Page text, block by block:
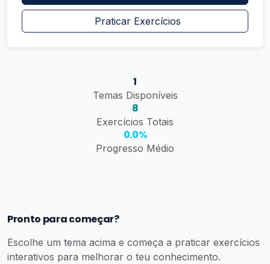
Praticar Exercícios
1
Temas Disponíveis
8
Exercícios Totais
0.0%
Progresso Médio
Pronto para começar?
Escolhe um tema acima e começa a praticar exercícios
interativos para melhorar o teu conhecimento.